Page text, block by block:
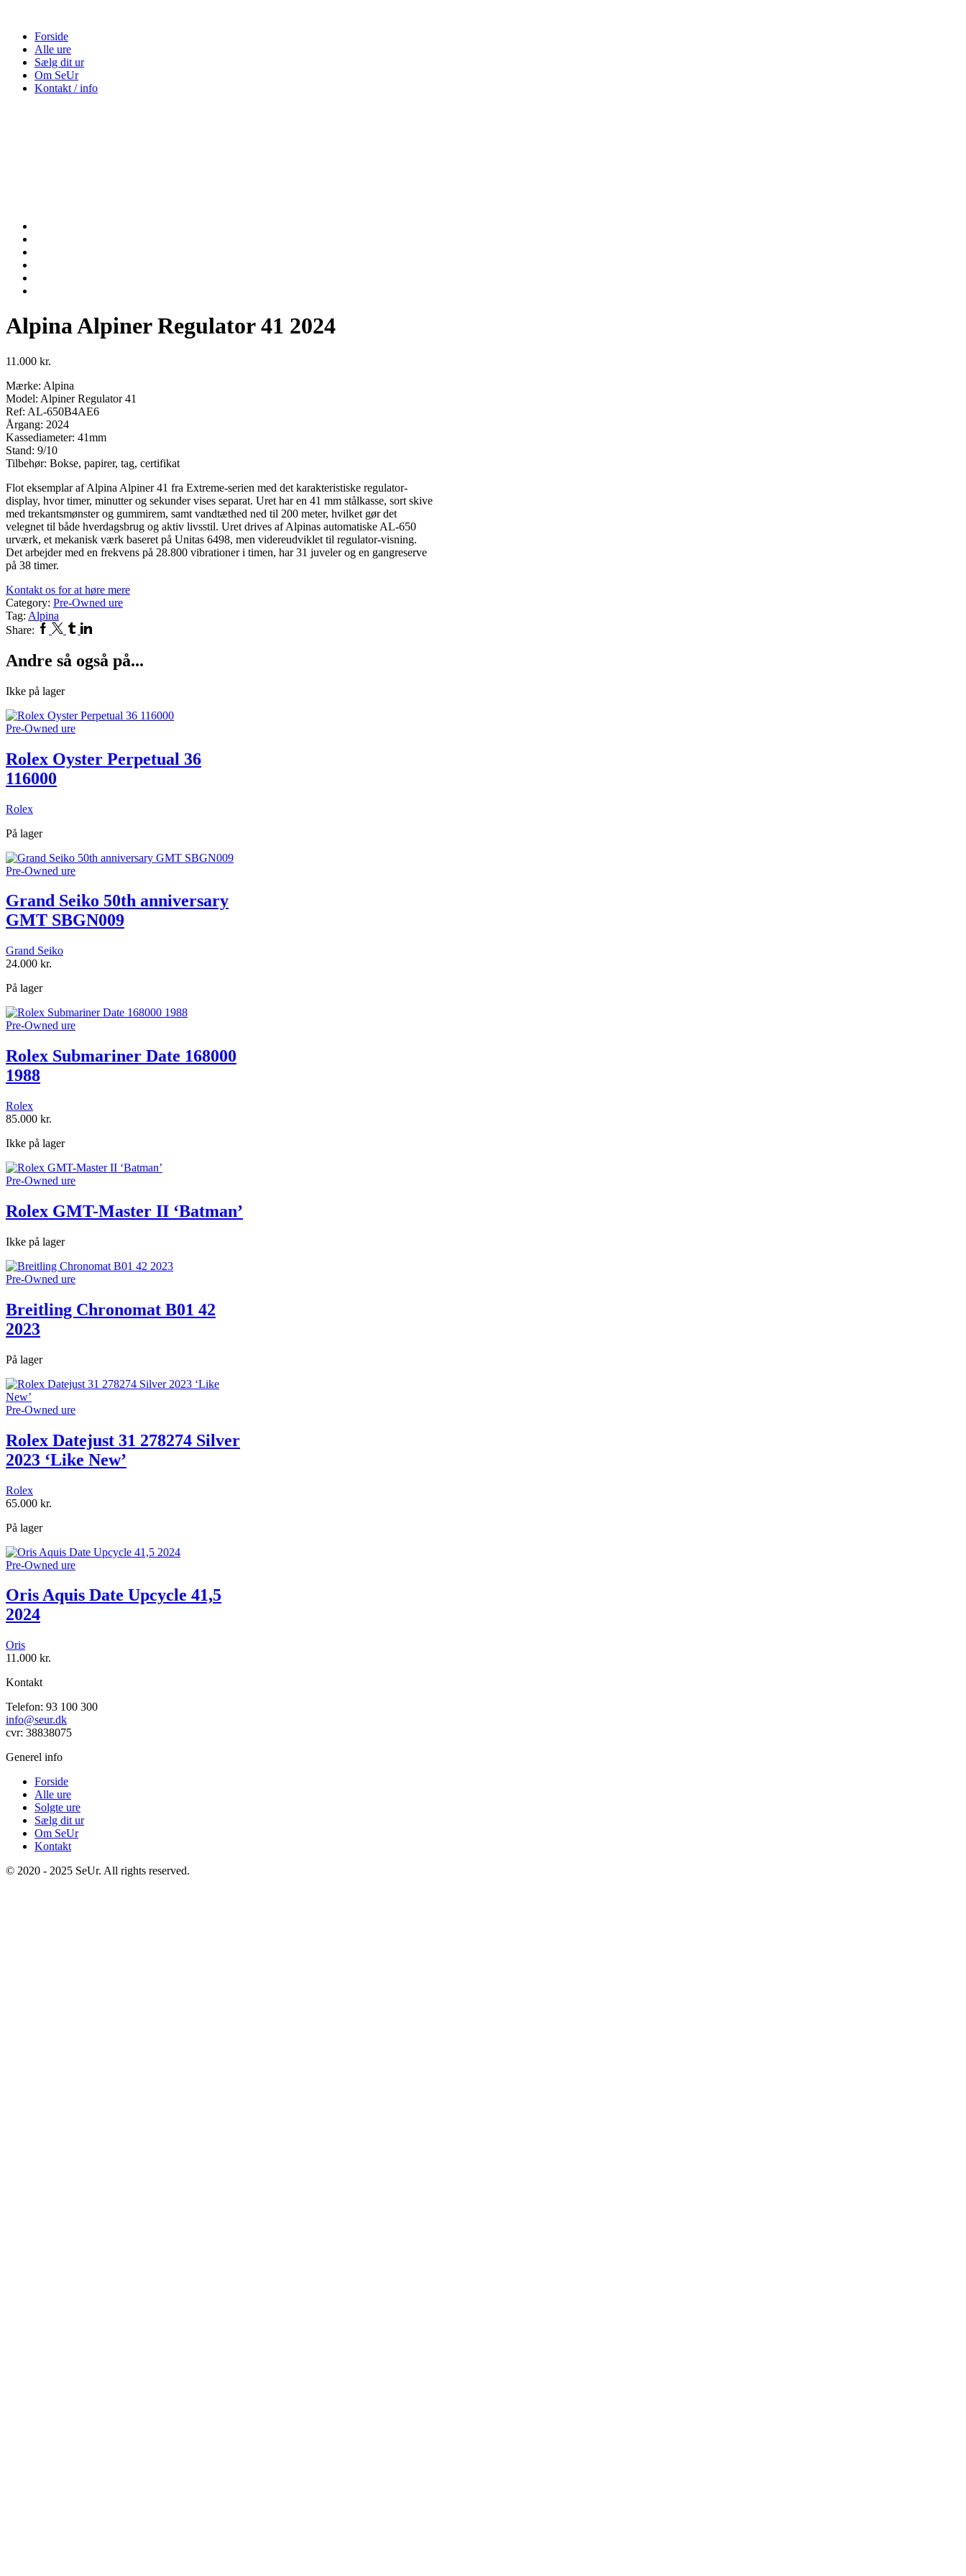
Forside
Alle ure
Sælg dit ur
Om SeUr
Kontakt / info
Alpina Alpiner Regulator 41 2024
11.000 kr.
Mærke: Alpina
Model: Alpiner Regulator 41
Ref: AL-650B4AE6
Årgang: 2024
Kassediameter: 41mm
Stand: 9/10
Tilbehør: Bokse, papirer, tag, certifikat
Flot eksemplar af Alpina Alpiner 41 fra Extreme-serien med det karakteristiske regulator-
display, hvor timer, minutter og sekunder vises separat. Uret har en 41 mm stålkasse, sort skive
med trekantsmønster og gummirem, samt vandtæthed ned til 200 meter, hvilket gør det
velegnet til både hverdagsbrug og aktiv livsstil. Uret drives af Alpinas automatiske AL-650
urværk, et mekanisk værk baseret på Unitas 6498, men videreudviklet til regulator-visning.
Det arbejder med en frekvens på 28.800 vibrationer i timen, har 31 juveler og en gangreserve
på 38 timer.
Kontakt os for at høre mere
Category: Pre-Owned ure
Tag: Alpina
Share: Facebook
Twitter
TumblrLinkedin
Andre så også på...
Ikke på lager
Pre-Owned ure
Rolex Oyster Perpetual 36
116000
Rolex
På lager
Pre-Owned ure
Grand Seiko 50th anniversary
GMT SBGN009
Grand Seiko
24.000 kr.
På lager
Pre-Owned ure
Rolex Submariner Date 168000
1988
Rolex
85.000 kr.
Ikke på lager
Pre-Owned ure
Rolex GMT-Master II ‘Batman’
Ikke på lager
Pre-Owned ure
Breitling Chronomat B01 42
2023
På lager
Pre-Owned ure
Rolex Datejust 31 278274 Silver
2023 ‘Like New’
Rolex
65.000 kr.
På lager
Pre-Owned ure
Oris Aquis Date Upcycle 41,5
2024
Oris
11.000 kr.
Kontakt
Telefon: 93 100 300
info@seur.dk
cvr: 38838075
Generel info
Forside
Alle ure
Solgte ure
Sælg dit ur
Om SeUr
Kontakt
© 2020 - 2025 SeUr. All rights reserved.